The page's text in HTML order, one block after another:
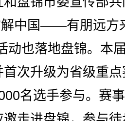
’解中国——有朋远方
动也落地盘锦。本
次升级为省级重
名选手参与。赛